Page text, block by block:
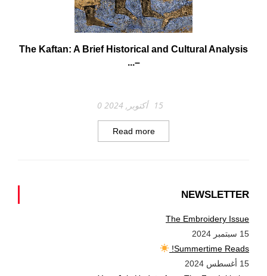
The Kaftan: A Brief Historical and Cultural Analysis
–...
15 أكتوبر, 2024 0
Read more
NEWSLETTER
The Embroidery Issue
15 سبتمبر 2024
Summertime Reads!
15 أغسطس 2024